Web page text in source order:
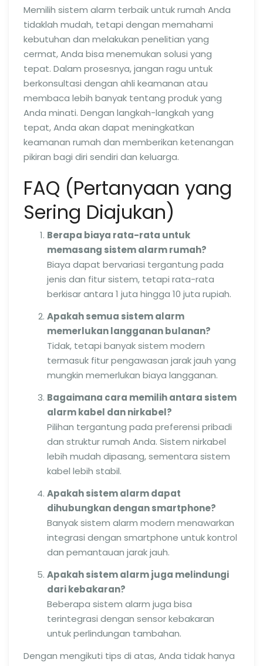
Memilih sistem alarm terbaik untuk rumah Anda
tidaklah mudah, tetapi dengan memahami
kebutuhan dan melakukan penelitian yang
cermat, Anda bisa menemukan solusi yang
tepat. Dalam prosesnya, jangan ragu untuk
berkonsultasi dengan ahli keamanan atau
membaca lebih banyak tentang produk yang
Anda minati. Dengan langkah-langkah yang
tepat, Anda akan dapat meningkatkan
keamanan rumah dan memberikan ketenangan
pikiran bagi diri sendiri dan keluarga.
FAQ (Pertanyaan yang
Sering Diajukan)
Berapa biaya rata-rata untuk
memasang sistem alarm rumah?
Biaya dapat bervariasi tergantung pada
jenis dan fitur sistem, tetapi rata-rata
berkisar antara 1 juta hingga 10 juta rupiah.
Apakah semua sistem alarm
memerlukan langganan bulanan?
Tidak, tetapi banyak sistem modern
termasuk fitur pengawasan jarak jauh yang
mungkin memerlukan biaya langganan.
Bagaimana cara memilih antara sistem
alarm kabel dan nirkabel?
Pilihan tergantung pada preferensi pribadi
dan struktur rumah Anda. Sistem nirkabel
lebih mudah dipasang, sementara sistem
kabel lebih stabil.
Apakah sistem alarm dapat
dihubungkan dengan smartphone?
Banyak sistem alarm modern menawarkan
integrasi dengan smartphone untuk kontrol
dan pemantauan jarak jauh.
Apakah sistem alarm juga melindungi
dari kebakaran?
Beberapa sistem alarm juga bisa
terintegrasi dengan sensor kebakaran
untuk perlindungan tambahan.
Dengan mengikuti tips di atas, Anda tidak hanya